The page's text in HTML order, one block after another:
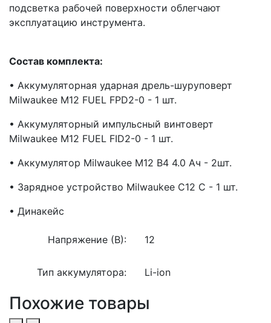
подсветка рабочей поверхности облегчают
эксплуатацию инструмента.
Состав комплекта:
• Аккумуляторная ударная дрель-шуруповерт
Milwaukee М12 FUEL FPD2-0 - 1 шт.
• Аккумуляторный импульсный винтоверт
Milwaukee М12 FUEL FID2-0 - 1 шт.
• Аккумулятор Milwaukee М12 В4 4.0 Ач - 2шт.
• Зарядное устройство Milwaukee С12 С - 1 шт.
• Динакейс
Напряжение (В): 12
Тип аккумулятора: Li-ion
Похожие товары